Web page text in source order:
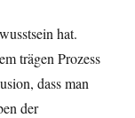
hat.
trägen Prozess
dass man
der